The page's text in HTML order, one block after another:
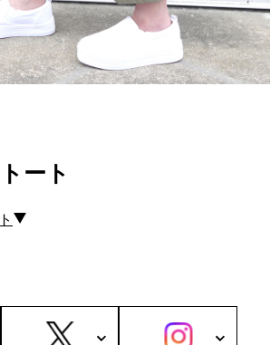
コピーノート
ふわふわケース
ブルオーディオケース
SONY
ビジネスバッグ
ュック／バックパック
ート